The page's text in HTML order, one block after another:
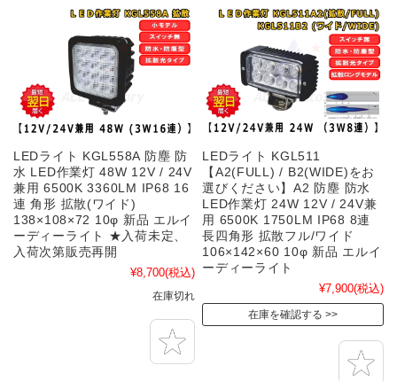
LEDライト KGL558A 防塵 防
水 LED作業灯 48W 12V / 24V
兼用 6500K 3360LM IP68 16
連 角形 拡散(ワイド)
138×108×72 10φ 新品 エルイ
ーディーライト ★入荷未定、
入荷次第販売再開
¥8,700(税込)
在庫切れ
LEDライト KGL511
【A2(FULL) / B2(WIDE)をお
選びください】A2 防塵 防水
LED作業灯 24W 12V / 24V兼
用 6500K 1750LM IP68 8連
長四角形 拡散フル/ワイド
106×142×60 10φ 新品 エルイ
ーディーライト
¥7,900(税込)
在庫を確認する